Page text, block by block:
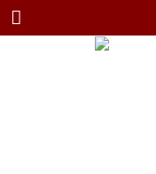
Menu